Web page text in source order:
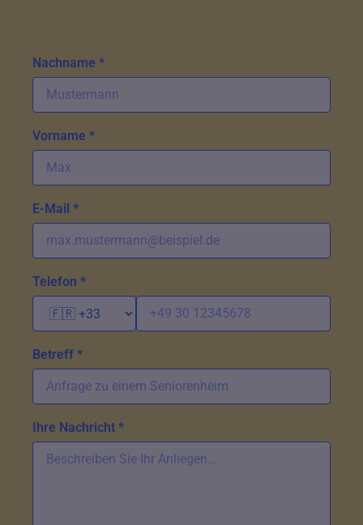
Nachname *
Vorname *
E-Mail *
Telefon *
Betreff *
Ihre Nachricht *